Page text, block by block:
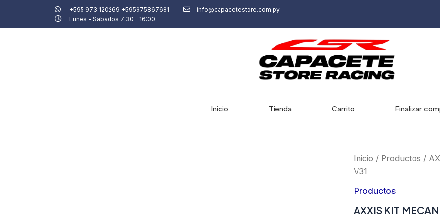
+595 973 120269 +595975867681
info@capacetestore.com.py
Lunes - Sabados 7:30 - 16:00
Inicio Tienda Carrito Finalizar
Inicio / Productos /
V31
Productos
AXXIS KIT
AXXIS
MECANISMO
Y
HAWK
V18/